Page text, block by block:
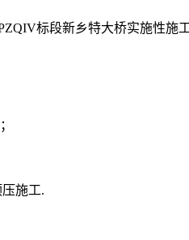
标段新乡特大桥实施性施
施工.